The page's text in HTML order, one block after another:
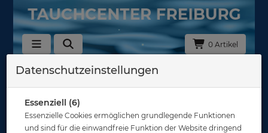
0 Artikel
20104000 - Vollgesichtsmasken zum
Schnorcheln
Sortierung :
Datenschutzeinstellungen
Essenziell (6)
Essenzielle Cookies ermöglichen grundlegende Funktionen
und sind für die einwandfreie Funktion der Website dringend